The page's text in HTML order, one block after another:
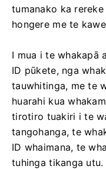
tumanako ka
hongere me te
I mua i te whakapā
ID pūkete, nga
tauwhitinga, me te
huarahi kua
tirotiro tuakiri i te
tangohanga, te
ID whaimana, te
tuhinga tikanga